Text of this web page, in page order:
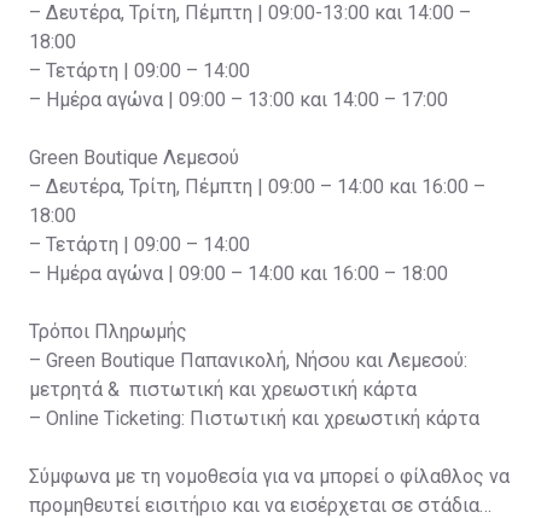
– Δευτέρα, Τρίτη, Πέμπτη | 09:00-13:00 και 14:00 –
18:00
– Τετάρτη | 09:00 – 14:00
– Ημέρα αγώνα | 09:00 – 13:00 και 14:00 – 17:00
Green Boutique Λεμεσού
– Δευτέρα, Τρίτη, Πέμπτη | 09:00 – 14:00 και 16:00 –
18:00
– Τετάρτη | 09:00 – 14:00
– Ημέρα αγώνα | 09:00 – 14:00 και 16:00 – 18:00
Τρόποι Πληρωμής
– Green Boutique Παπανικολή, Νήσου και Λεμεσού:
μετρητά & πιστωτική και χρεωστική κάρτα
– Online Ticketing: Πιστωτική και χρεωστική κάρτα
Σύμφωνα με τη νομοθεσία για να μπορεί ο φίλαθλος να
προμηθευτεί εισιτήριο και να εισέρχεται σε στάδια